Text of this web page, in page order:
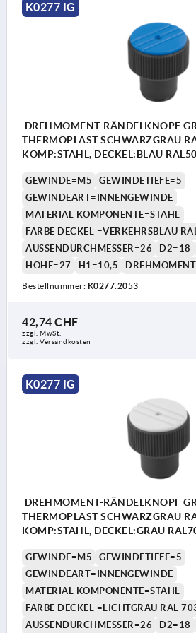
K0277 IG
DREHMOMENT-RÄNDELKNOPF
THERMOPLAST SCHWARZGRAU
KOMP:STAHL, DECKEL:BLAU
GEWINDE=M5
GEWINDETIEFE=5
GEWINDEART=INNENGEWINDE
MATERIAL KOMPONENTE=STAHL
FARBE DECKEL =VERKEHRSBLAU
AUSSENDURCHMESSER=26
D2=18
HÖHE=27
H1=10,5
Bestellnummer: K0277.2053
42,74 CHF
zzgl. MwSt.
zzgl. Versandkosten
K0277 IG
DREHMOMENT-RÄNDELKNOPF
THERMOPLAST SCHWARZGRAU
KOMP:STAHL, DECKEL:GRAU
GEWINDE=M5
GEWINDETIEFE=5
GEWINDEART=INNENGEWINDE
MATERIAL KOMPONENTE=STAHL
FARBE DECKEL =LICHTGRAU RAL
AUSSENDURCHMESSER=26
D2=18